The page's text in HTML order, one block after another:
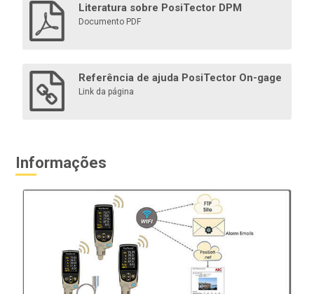
Impressora Bluetooth
Operada por bateria e leve, essa impressora Bluetooth
imprime leituras e resumos estatísticos via Bluetooth
dos modelos Advanced .
Literatura sobre PosiTector DPM
Documento PDF
Referência de ajuda PosiTector On-gage
Link da página
Informações